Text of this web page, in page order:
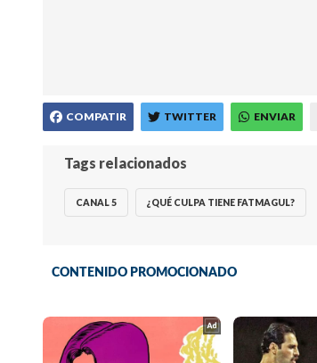
COMPATIR TWITTER ENVIAR
Tags relacionados
CANAL 5 ¿QUÉ CULPA TIENE FATMAGUL?